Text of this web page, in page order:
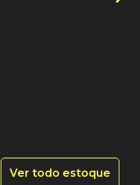
Ver todo estoque